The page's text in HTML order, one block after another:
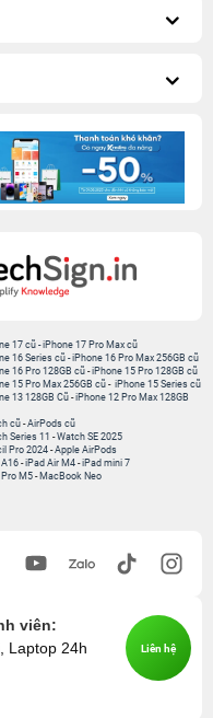
17 cũ-iPhone 17 Pro Max cũ
16 Series cũ - iPhone 16 Pro Max 256GB cũ
16 Pro 128GB cũ-iPhone 15 Pro 128GB cũ
15 Pro Max 256GB cũ - iPhone 15 Series cũ
13 128GB Cũ -iPhone 12 Pro Max 128GB
cũ -AirPods cũ
Series 11 -Watch SE 2025
Pro 2024-Apple AirPods
-iPad Air M4 -iPad mini 7
M5 - MacBook Neo
viên:
Laptop 24h
Liên hệ